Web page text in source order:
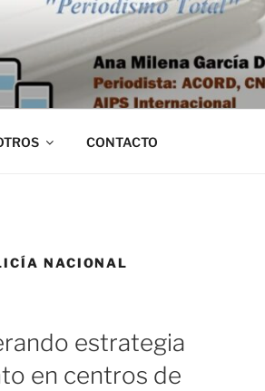
CONTACTO
NACIONAL
estrategia
en centros de